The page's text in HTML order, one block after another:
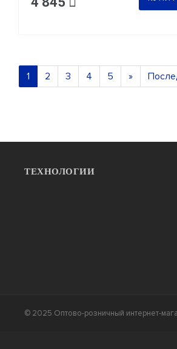
1 2 3 4 5 »
ТЕХНОЛОГИИ
© 2025 Оптово-розничный интернет-